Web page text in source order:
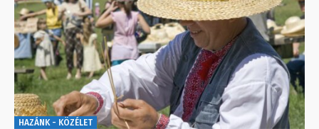
HAZÁNK - KÖZÉLET